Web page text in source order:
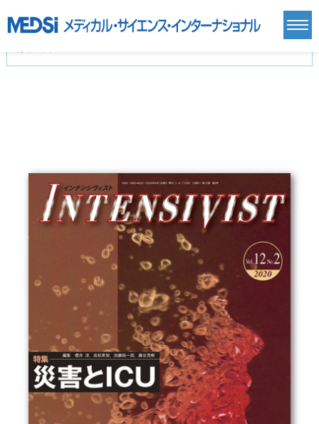
基礎医学(93)
基礎医学関連科学(80)
自然科学(25)
薬学(7)
保健・体育(1)
衛生・公衆衛生学(14)
医学一般(91) マルチメディア(0)